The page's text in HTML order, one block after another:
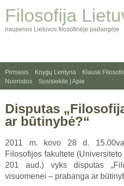
Filosofija
naujienos Lietuvos filosofinėje padangėje
Pirmasis Knygų Lentyna Klausk Filosofo
Nuorodos
Susisiekite | Apie
Disputas
ar būtinybė?“
2011 m. kovo 28 d.
Filosofijos fakultete (Universiteto
201 aud.) vyks disputas
visuomenei – prabanga ar